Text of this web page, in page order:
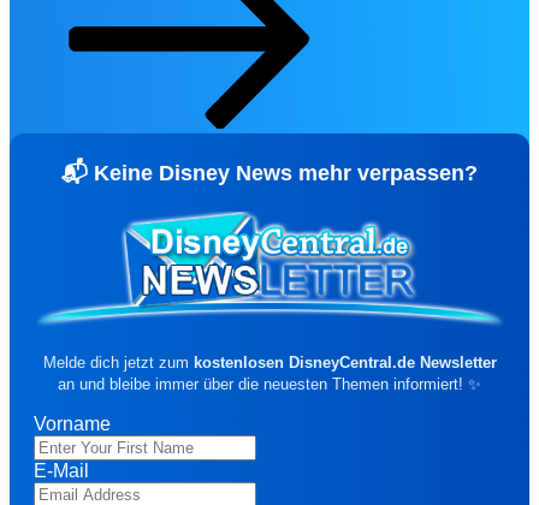
Disneyland Paris Ticket-Angebot für
Sommer 2026
Spare bis zu 140 € pro Person mit den
exklusiven Mehrtagestickets! Gültig für
Besuche vom 1. Juni bis 15. Oktober
Bis zu 140 € sparen
TICKETS & ERSPARNIS
❯
Happy Weekend Deal: 15% Rabatt
⏳ …
📬 Keine Disney News mehr verpassen?
Melde dich jetzt zum kostenlosen DisneyCentral.de Newsletter
an und bleibe immer über die neuesten Themen informiert! ✨
Vorname
E-Mail